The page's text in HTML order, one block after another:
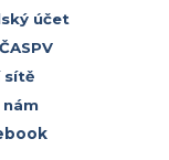
účet
sítě
nám